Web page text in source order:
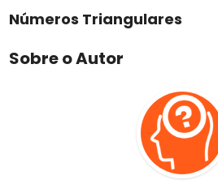
Números Triangulares
Sobre o Autor